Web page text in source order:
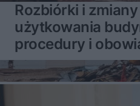
Rozbiórki i
użytkowania
procedury i